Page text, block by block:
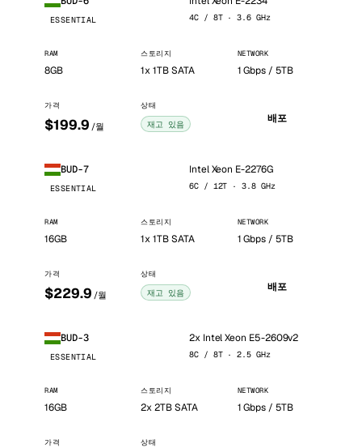
ESSENTIAL 4C / 8T · 3.6 GHz
RAM
8GB
스토리지
1x 1TB SATA
NETWORK
1 Gbps / 5TB
가격
$199.9 /월
상태
재고 있음 배포
BUD-7
ESSENTIAL
Intel Xeon E-2276G
6C / 12T · 3.8 GHz
RAM
16GB
스토리지
1x 1TB SATA
NETWORK
1 Gbps / 5TB
가격
$229.9 /월
상태
재고 있음 배포
BUD-3
ESSENTIAL
2x Intel Xeon E5-2609v2
8C / 8T · 2.5 GHz
RAM
16GB
스토리지
2x 2TB SATA
NETWORK
1 Gbps / 5TB
가격 상태